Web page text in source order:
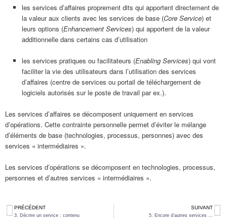
les services d’affaires proprement dits qui apportent directement de
la valeur aux clients avec les services de base (Core Service) et
leurs options (Enhancement Services) qui apportent de la valeur
additionnelle dans certains cas d’utilisation
les services pratiques ou facilitateurs (Enabling Services) qui vont
faciliter la vie des utilisateurs dans l’utilisation des services
d’affaires (centre de services ou portail de téléchargement de
logiciels autorisés sur le poste de travail par ex.).
Les services d’affaires se décomposent uniquement en services
d’opérations. Cette contrainte personnelle permet d’éviter le mélange
d’éléments de base (technologies, processus, personnes) avec des
services « intermédiaires ».
Les services d’opérations se décomposent en technologies, processus,
personnes et d’autres services « intermédiaires ».
PRÉCÉDENT
3. Décrire un service : contenu
SUIVANT
5. Encore d’autres services …